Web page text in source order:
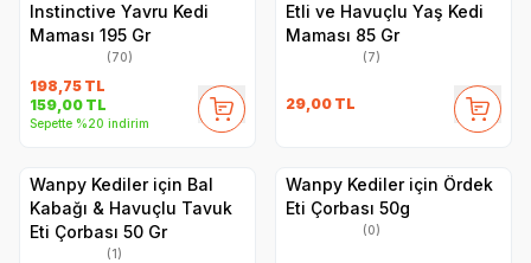
Instinctive Yavru Kedi
Maması 195 Gr
(70)
198,75 TL
159,00 TL
Sepette %20 indirim
Etli ve Havuçlu Yaş Kedi
Maması 85 Gr
(7)
29,00 TL
Wanpy Kediler için Bal
Kabağı & Havuçlu Tavuk
Eti Çorbası 50 Gr
(1)
Wanpy Kediler için Ördek
Eti Çorbası 50g
(0)